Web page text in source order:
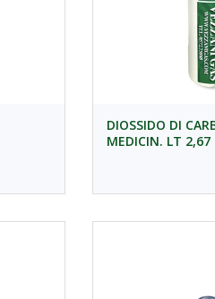
DIOSSIDO DI
MEDICIN. LT 2,67